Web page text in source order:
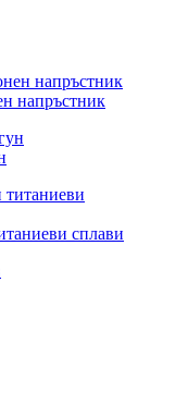
напръстник
сплави